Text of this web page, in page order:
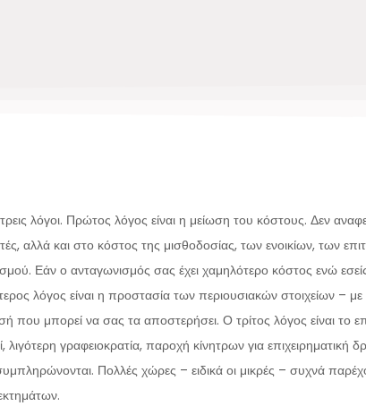
λόγοι. Πρώτος λόγος είναι η μείωση του κόστους. Δεν
αλλά και στο κόστος της μισθοδοσίας, των ενοικίων, των
Εάν ο ανταγωνισμός σας έχει χαμηλότερο κόστος ενώ
λόγος είναι η προστασία των περιουσιακών στοιχείων –
που μπορεί να σας τα αποστερήσει. Ο τρίτος λόγος είναι το
λιγότερη γραφειοκρατία, παροχή κίνητρων για επιχειρηματική
Πολλές χώρες – ειδικά οι μικρές – συχνά